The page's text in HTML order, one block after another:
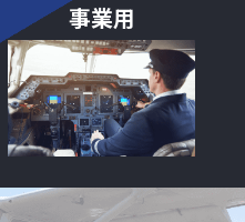
事業用